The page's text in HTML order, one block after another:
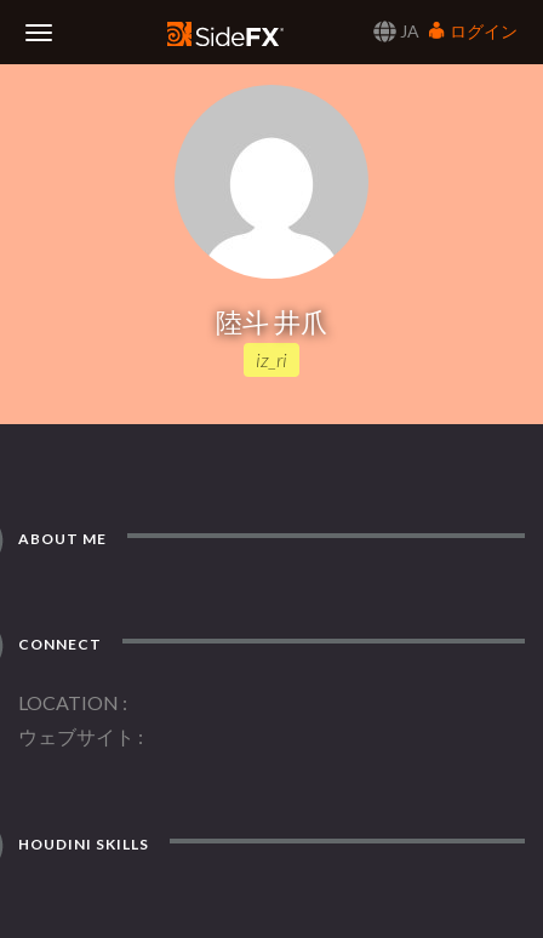
JA
ログイン
陸斗 井爪
iz_ri
ABOUT ME
CONNECT
LOCATION
ウェブサイト
HOUDINI SKILLS